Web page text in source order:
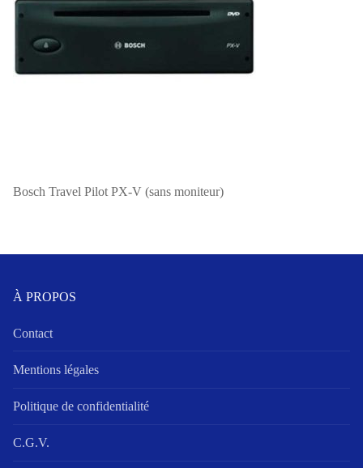
Bosch Travel Pilot PX-V (sans moniteur)
À PROPOS
Contact
Mentions légales
Politique de confidentialité
C.G.V.